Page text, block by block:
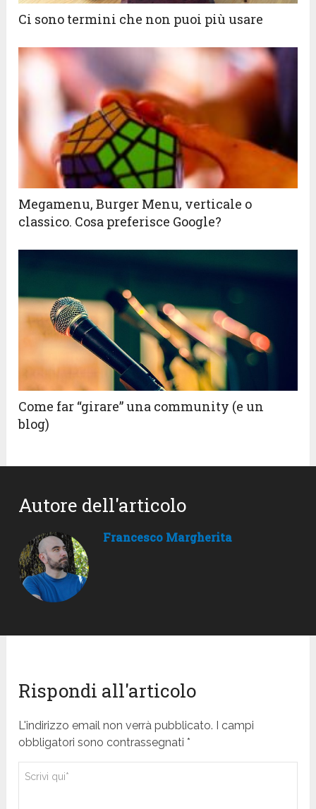
Ci sono termini che non puoi più usare
Megamenu, Burger Menu, verticale o
classico. Cosa preferisce Google?
Come far “girare” una community (e un
blog)
Autore dell'articolo
Francesco Margherita
Rispondi all'articolo
L'indirizzo email non verrà pubblicato. I campi
obbligatori sono contrassegnati *